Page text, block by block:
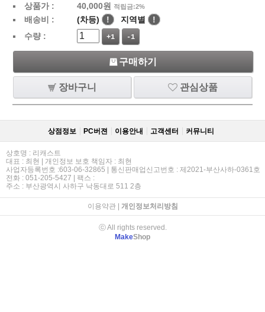
상품가 : 40,000원 적립금:2%
배송비 : (차등) ! 지역별
!
수량 :
+1 -1
구매하기
장바구니 관심상품
상점정보 PC버젼 이용안내 고객센터 커뮤니티
상호명 : 리캐스트
대표 : 최현 | 개인정보 보호 책임자 : 최현
사업자등록번호 :603-06-32865 | 통신판매업신고번호 : 제2021-부산사하-0361호
전화 : 051-205-5427 | 팩스 :
주소 : 부산광역시 사하구 낙동대로 511 2층
이용약관| 개인정보처리방침
ⓒ All rights reserved.
MakeShop